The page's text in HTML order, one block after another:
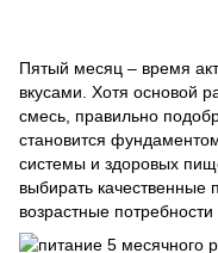
Пятый месяц – время
вкусами. Хотя основой
смесь, правильно
становится
системы и здоровых
выбирать качественные
возрастные